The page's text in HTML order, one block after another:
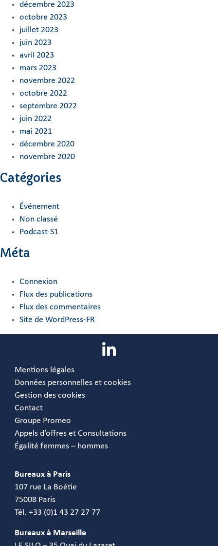
décembre 2023
octobre 2023
juillet 2023
juin 2023
avril 2023
mars 2023
novembre 2022
octobre 2022
septembre 2022
juin 2022
mai 2021
décembre 2020
novembre 2020
Catégories
Événement
Non classé
Podcast-S1
Méta
Connexion
Flux des publications
Flux des commentaires
Site de WordPress-FR
Mentions légales
Données personnelles et cookies
Gestion des cookies
Contact
Groupe Promeo
Appels d’offres et Consultations
Égalité femmes – hommes
Bureaux à Paris
107 rue La Boétie
75008 Paris
Tél. +33 (0)1 43 27 27 77
Bureaux à Marseille